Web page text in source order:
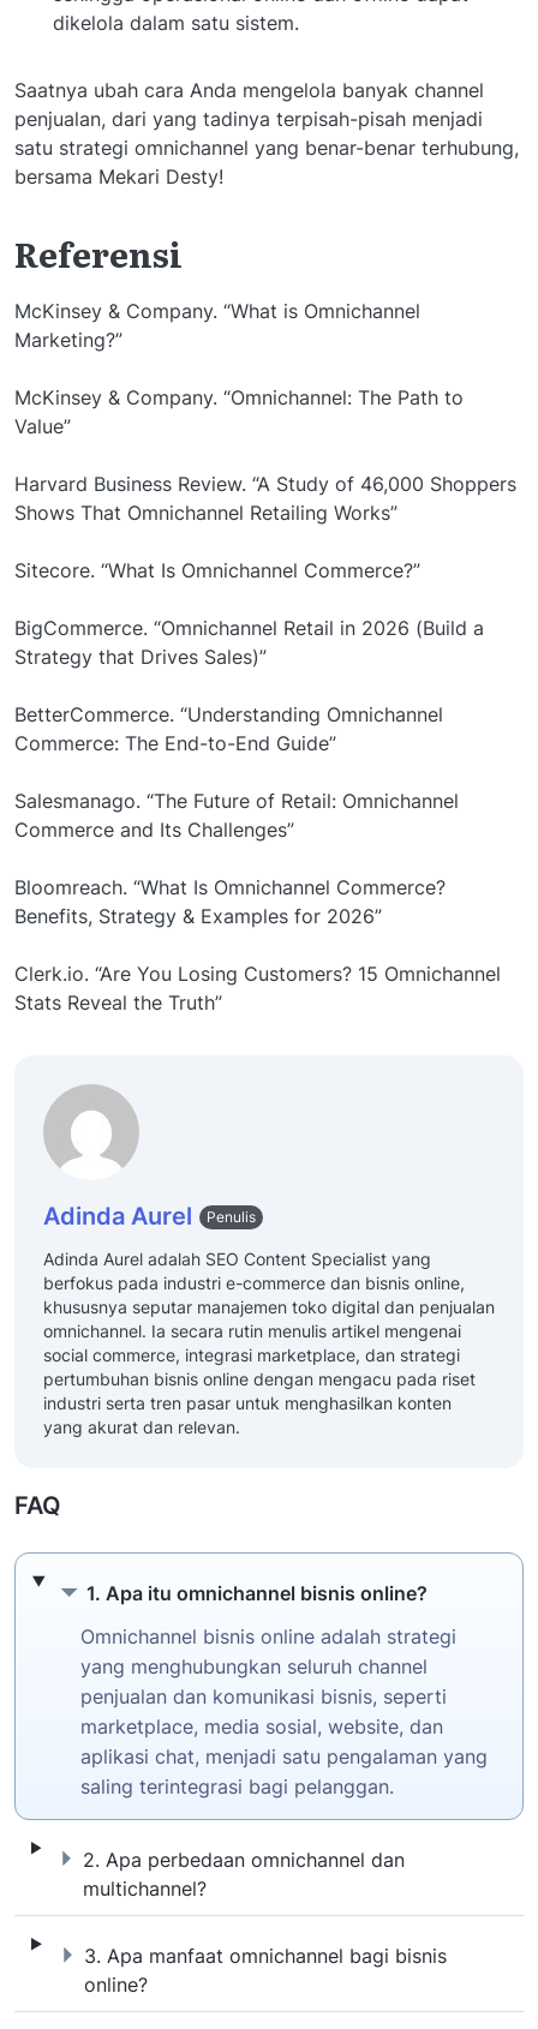
dikelola dalam satu sistem.
Saatnya ubah cara Anda mengelola banyak channel
penjualan, dari yang tadinya terpisah-pisah menjadi
satu strategi omnichannel yang benar-benar terhubung,
bersama Mekari Desty!
Referensi
McKinsey & Company. “What is Omnichannel
Marketing?”
McKinsey & Company. “Omnichannel: The Path to
Value”
Harvard Business Review. “A Study of 46,000 Shoppers
Shows That Omnichannel Retailing Works”
Sitecore. “What Is Omnichannel Commerce?”
BigCommerce. “Omnichannel Retail in 2026 (Build a
Strategy that Drives Sales)”
BetterCommerce. “Understanding Omnichannel
Commerce: The End-to-End Guide”
Salesmanago. “The Future of Retail: Omnichannel
Commerce and Its Challenges”
Bloomreach. “What Is Omnichannel Commerce?
Benefits, Strategy & Examples for 2026”
Clerk.io. “Are You Losing Customers? 15 Omnichannel
Stats Reveal the Truth”
Adinda Aurel Penulis
Adinda Aurel adalah SEO Content Specialist yang
berfokus pada industri e-commerce dan bisnis online,
khususnya seputar manajemen toko digital dan penjualan
omnichannel. Ia secara rutin menulis artikel mengenai
social commerce, integrasi marketplace, dan strategi
pertumbuhan bisnis online dengan mengacu pada riset
industri serta tren pasar untuk menghasilkan konten
yang akurat dan relevan.
FAQ
1. Apa itu omnichannel bisnis online?
1. Apa itu omnichannel bisnis online?
Omnichannel bisnis online adalah strategi
yang menghubungkan seluruh channel
penjualan dan komunikasi bisnis, seperti
marketplace, media sosial, website, dan
aplikasi chat, menjadi satu pengalaman yang
saling terintegrasi bagi pelanggan.
2. Apa perbedaan omnichannel dan
multichannel?
2. Apa perbedaan omnichannel dan
3. Apa manfaat omnichannel bagi bisnis
online?
3. Apa manfaat omnichannel bagi bisnis